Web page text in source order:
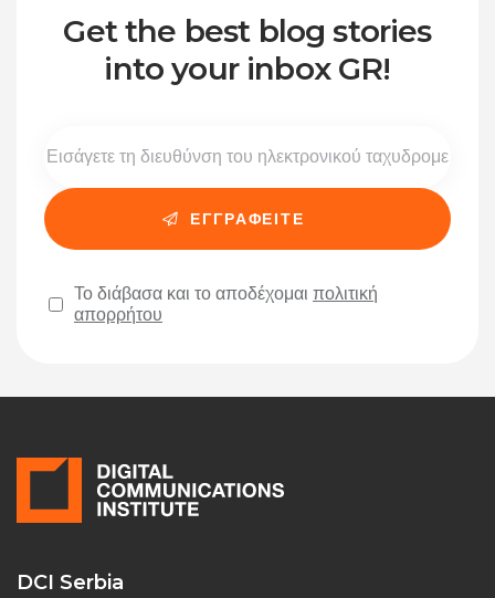
Get the best blog stories
into your inbox GR!
Το διάβασα και το αποδέχομαι πολιτική
απορρήτου
DCI Serbia